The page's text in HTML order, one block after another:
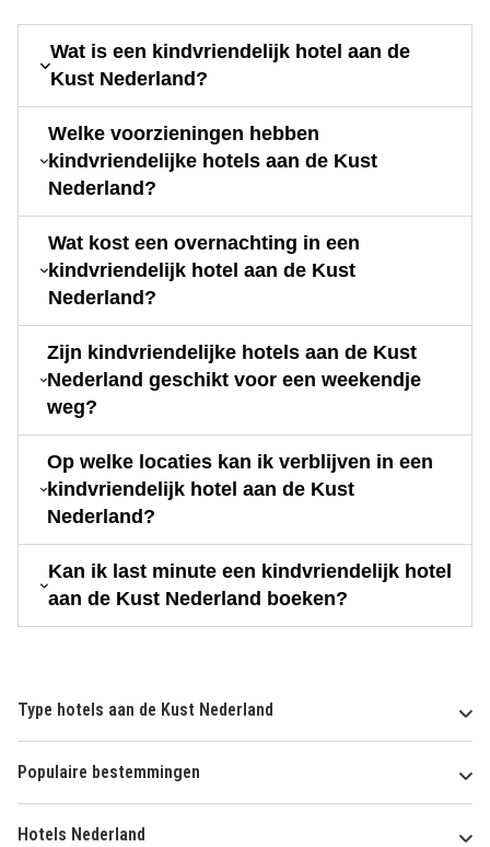
Wat is een kindvriendelijk hotel aan de
Kust Nederland?
Welke voorzieningen hebben
kindvriendelijke hotels aan de Kust
Nederland?
Wat kost een overnachting in een
kindvriendelijk hotel aan de Kust
Nederland?
Zijn kindvriendelijke hotels aan de Kust
Nederland geschikt voor een weekendje
weg?
Op welke locaties kan ik verblijven in een
kindvriendelijk hotel aan de Kust
Nederland?
Kan ik last minute een kindvriendelijk hotel
aan de Kust Nederland boeken?
Type hotels aan de Kust Nederland
Populaire bestemmingen
Hotels Nederland